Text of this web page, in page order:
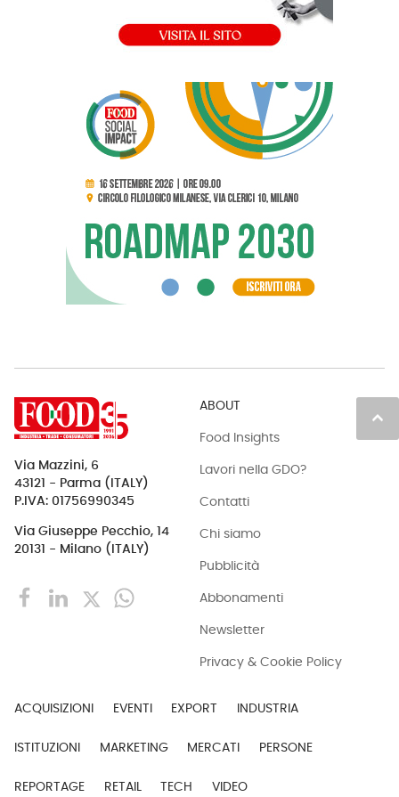
keyboard_arrow_up
Via Mazzini, 6
43121 - Parma (ITALY)
P.IVA: 01756990345
Via Giuseppe Pecchio, 14
20131 - Milano (ITALY)
ABOUT
Food Insights
Lavori nella GDO?
Contatti
Chi siamo
Pubblicità
Abbonamenti
Newsletter
Privacy & Cookie Policy
ACQUISIZIONI EVENTI EXPORT INDUSTRIA
ISTITUZIONI MARKETING MERCATI PERSONE
REPORTAGE RETAIL TECH VIDEO